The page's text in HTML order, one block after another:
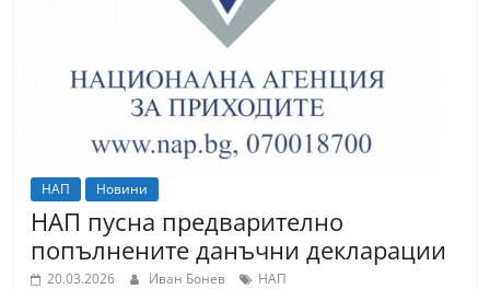
а
з
а
н
л
ъ
к
НАП Новини
НАП пусна предварително
попълнените данъчни декларации
20.03.2026 Иван Бонев НАП